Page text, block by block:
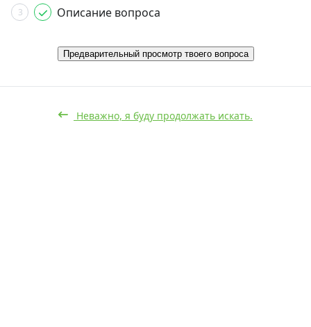
3 Описание вопроса
Предварительный просмотр твоего вопроса
Неважно, я буду продолжать искать.